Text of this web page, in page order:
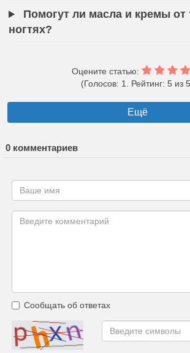
Помогут ли масла и кремы от
ногтях?
Оцените статью:
(Голосов: 1. Рейтинг: 5 из
Ещё
0 комментариев
Сообщать об ответах